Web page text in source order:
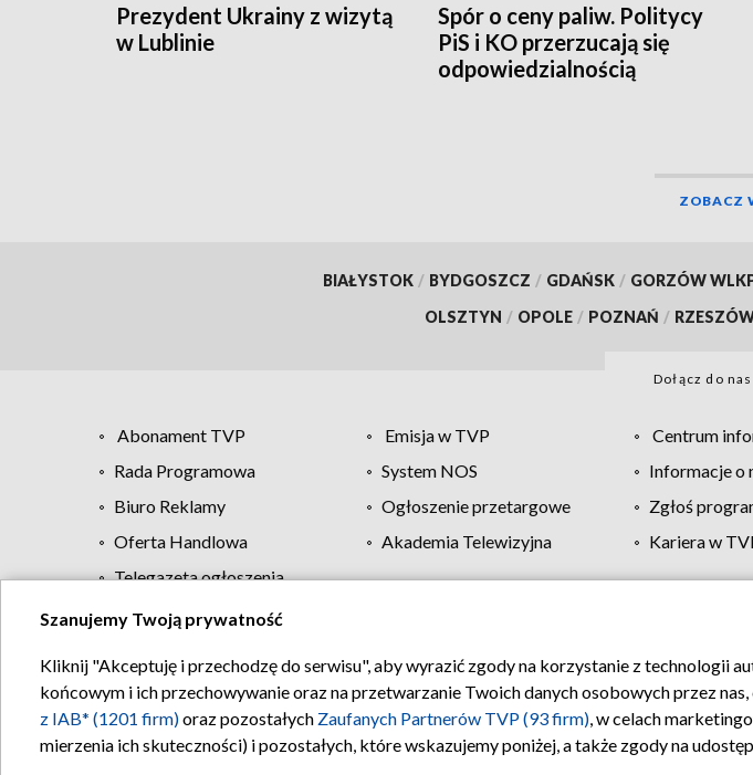
Prezydent Ukrainy z wizytą
w Lublinie
Spór o ceny paliw. Politycy
PiS i KO przerzucają się
odpowiedzialnością
ZOBACZ
BIAŁYSTOK / BYDGOSZCZ / GDAŃSK / GORZÓW
OLSZTYN / OPOLE / POZNAŃ /
Dołącz do
Abonament TVP Emisja w TVP Centrum
Rada Programowa
System NOS Informacje o
Biuro Reklamy
Ogłoszenie przetargowe Zgłoś
Oferta Handlowa
Akademia Telewizyjna Kariera w
Telegazeta ogłoszenia
Regulamin TVP Polityka prywatności Moje
Szanujemy Twoją prywatność
Kliknij "Akceptuję i przechodzę do serwisu", aby wyrazić zgody na korzystanie z technologii
końcowym i ich przechowywanie oraz na przetwarzanie Twoich danych osobowych przez
z IAB* (1201 firm)oraz pozostałych Zaufanych Partnerów TVP (93 firm), w celach
mierzenia ich skuteczności) i pozostałych, które wskazujemy poniżej, a także zgody na